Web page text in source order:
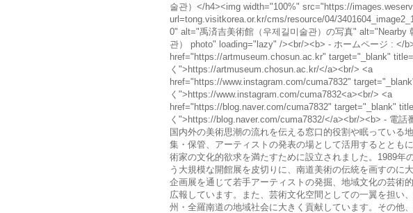
술관）</h4><img width="100%" src="https://
url=tong.visitkorea.or.kr/cms/resource/04/
0" alt="禹済吉美術館（우제길미술관）の写真" alt="Nearby
관） photo" loading="lazy" /><br/><b> - ホームページ : </
href="https://artmuseum.chosun.ac.kr" target="_blank"
く">https://artmuseum.chosun.ac.kr/</a><br/> <a
href="https://www.instagram.com/cuma7832"
く">https://www.instagram.com/cuma7832<a><br/> <a
href="https://blog.naver.com/cuma7832" target="_blank"
く">https://blog.naver.com/cuma7832/</a><br/><b> - 電話
国内外の美術思潮の流れを伝える窓口的役割や眠っている
集・保管、アーティストの発表の場として活用するととも
術家の文化的欲求を満たすために設立されました。1989年
う大規模な開館展を皮切りに、南道美術の伝統を画すのに
企画展を通じて若手アーティストの発掘、地域文化の芸術
広報しています。また、芸術文化空間としての一翼を担い
州・全羅南道の地域社会に大きく貢献しています。その他